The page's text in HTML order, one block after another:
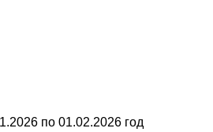
по 01.02.2026 год